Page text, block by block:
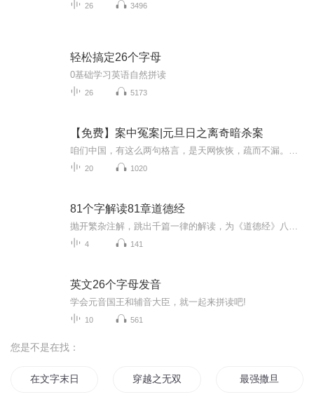
26 3496
轻松搞定26个字母
0基础学习英语自然拼读
26 5173
【免费】案中冤案|元旦日之离奇暗杀案
20 1020
81个字解读81章道德经
4 141
英文26个字母发音
学会元音国王和辅音大臣，就一起来拼读吧!
10 561
您是不是在找：
在文字末日生活的日子 穿越之无双十字 最强撒旦